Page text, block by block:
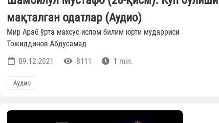
мақталган одатлар (Аудио)
Мир Араб ўрта махсус ислом билим юрти мударриси
Тожиддинов Абдусамад
09.12.2021
8111 1 min.
Аудио